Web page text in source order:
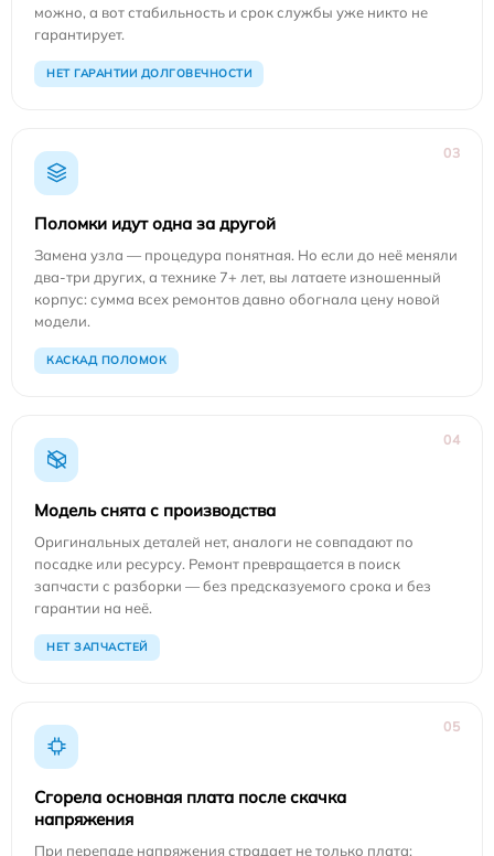
можно, а вот стабильность и срок службы уже никто не
гарантирует.
НЕТ ГАРАНТИИ ДОЛГОВЕЧНОСТИ
03
Поломки идут одна за другой
Замена узла — процедура понятная. Но если до неё меняли
два-три других, а технике 7+ лет, вы латаете изношенный
корпус: сумма всех ремонтов давно обогнала цену новой
модели.
КАСКАД ПОЛОМОК
04
Модель снята с производства
Оригинальных деталей нет, аналоги не совпадают по
посадке или ресурсу. Ремонт превращается в поиск
запчасти с разборки — без предсказуемого срока и без
гарантии на неё.
НЕТ ЗАПЧАСТЕЙ
05
Сгорела основная плата после скачка
напряжения
При перепаде напряжения страдает не только плата: